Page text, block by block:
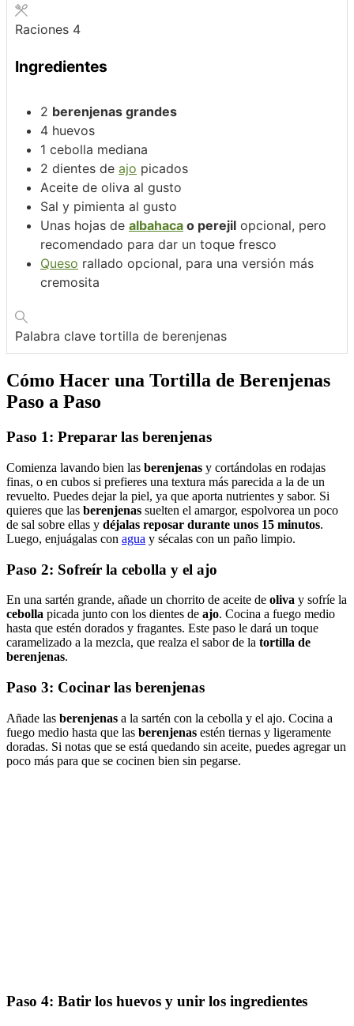
Raciones 4
Ingredientes
2 berenjenas grandes
4 huevos
1 cebolla mediana
2 dientes de ajo picados
Aceite de oliva al gusto
Sal y pimienta al gusto
Unas hojas de albahaca o perejil opcional, pero
recomendado para dar un toque fresco
Queso rallado opcional, para una versión más
cremosita
Palabra clave tortilla de berenjenas
Cómo Hacer una Tortilla de Berenjenas
Paso a Paso
Paso 1: Preparar las berenjenas
Comienza lavando bien las berenjenas y cortándolas en rodajas
finas, o en cubos si prefieres una textura más parecida a la de un
revuelto. Puedes dejar la piel, ya que aporta nutrientes y sabor. Si
quieres que las berenjenas suelten el amargor, espolvorea un poco
de sal sobre ellas y déjalas reposar durante unos 15 minutos.
Luego, enjuágalas con agua y sécalas con un paño limpio.
Paso 2: Sofreír la cebolla y el ajo
En una sartén grande, añade un chorrito de aceite de oliva y sofríe la
cebolla picada junto con los dientes de ajo. Cocina a fuego medio
hasta que estén dorados y fragantes. Este paso le dará un toque
caramelizado a la mezcla, que realza el sabor de la tortilla de
berenjenas.
Paso 3: Cocinar las berenjenas
Añade las berenjenas a la sartén con la cebolla y el ajo. Cocina a
fuego medio hasta que las berenjenas estén tiernas y ligeramente
doradas. Si notas que se está quedando sin aceite, puedes agregar un
poco más para que se cocinen bien sin pegarse.
Paso 4: Batir los huevos y unir los ingredientes